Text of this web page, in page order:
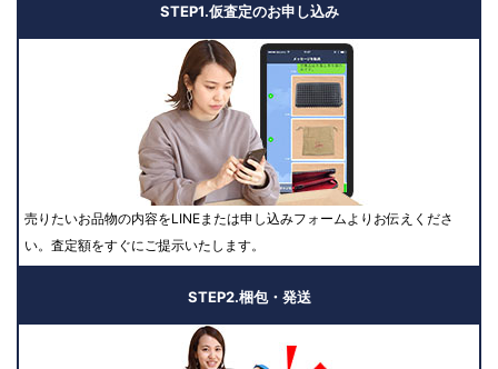
STEP1.仮査定のお申し込み
売りたいお品物の内容をLINEまたは申し込みフォームよりお伝えくださ
い。査定額をすぐにご提示いたします。
STEP2.梱包・発送